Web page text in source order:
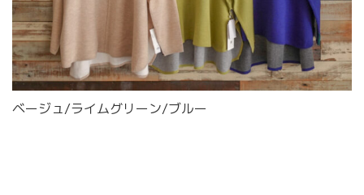
ベージュ/ライムグリーン/ブルー